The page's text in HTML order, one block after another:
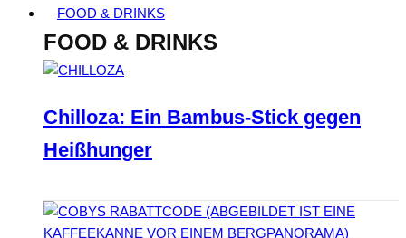
FOOD & DRINKS
FOOD & DRINKS
Chilloza: Ein Bambus-Stick gegen
Heißhunger